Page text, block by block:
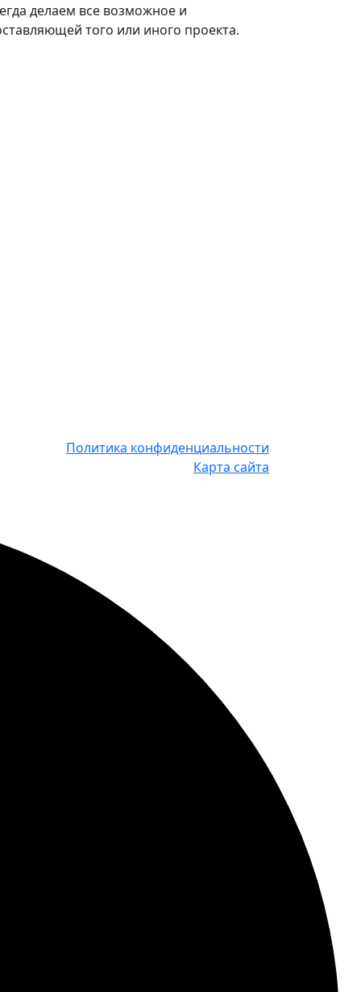
делаем все возможное и
того или иного проекта.
Политика конфиденциальности
Карта сайта